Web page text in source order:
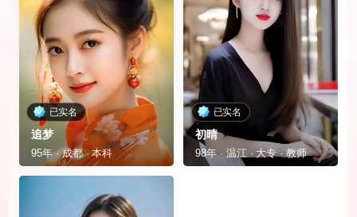
已实名
追梦
95年 · 成都 · 本科
已实名
初晴
98年 · 温江 · 大专 · 教师